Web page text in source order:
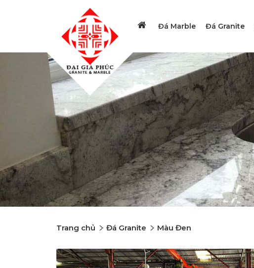
Đá Marble Đá Granite
Trang chủ Đá Granite Màu Đen